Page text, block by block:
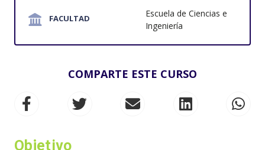
FACULTAD
Escuela de Ciencias e
Ingeniería
COMPARTE ESTE CURSO
Objetivo